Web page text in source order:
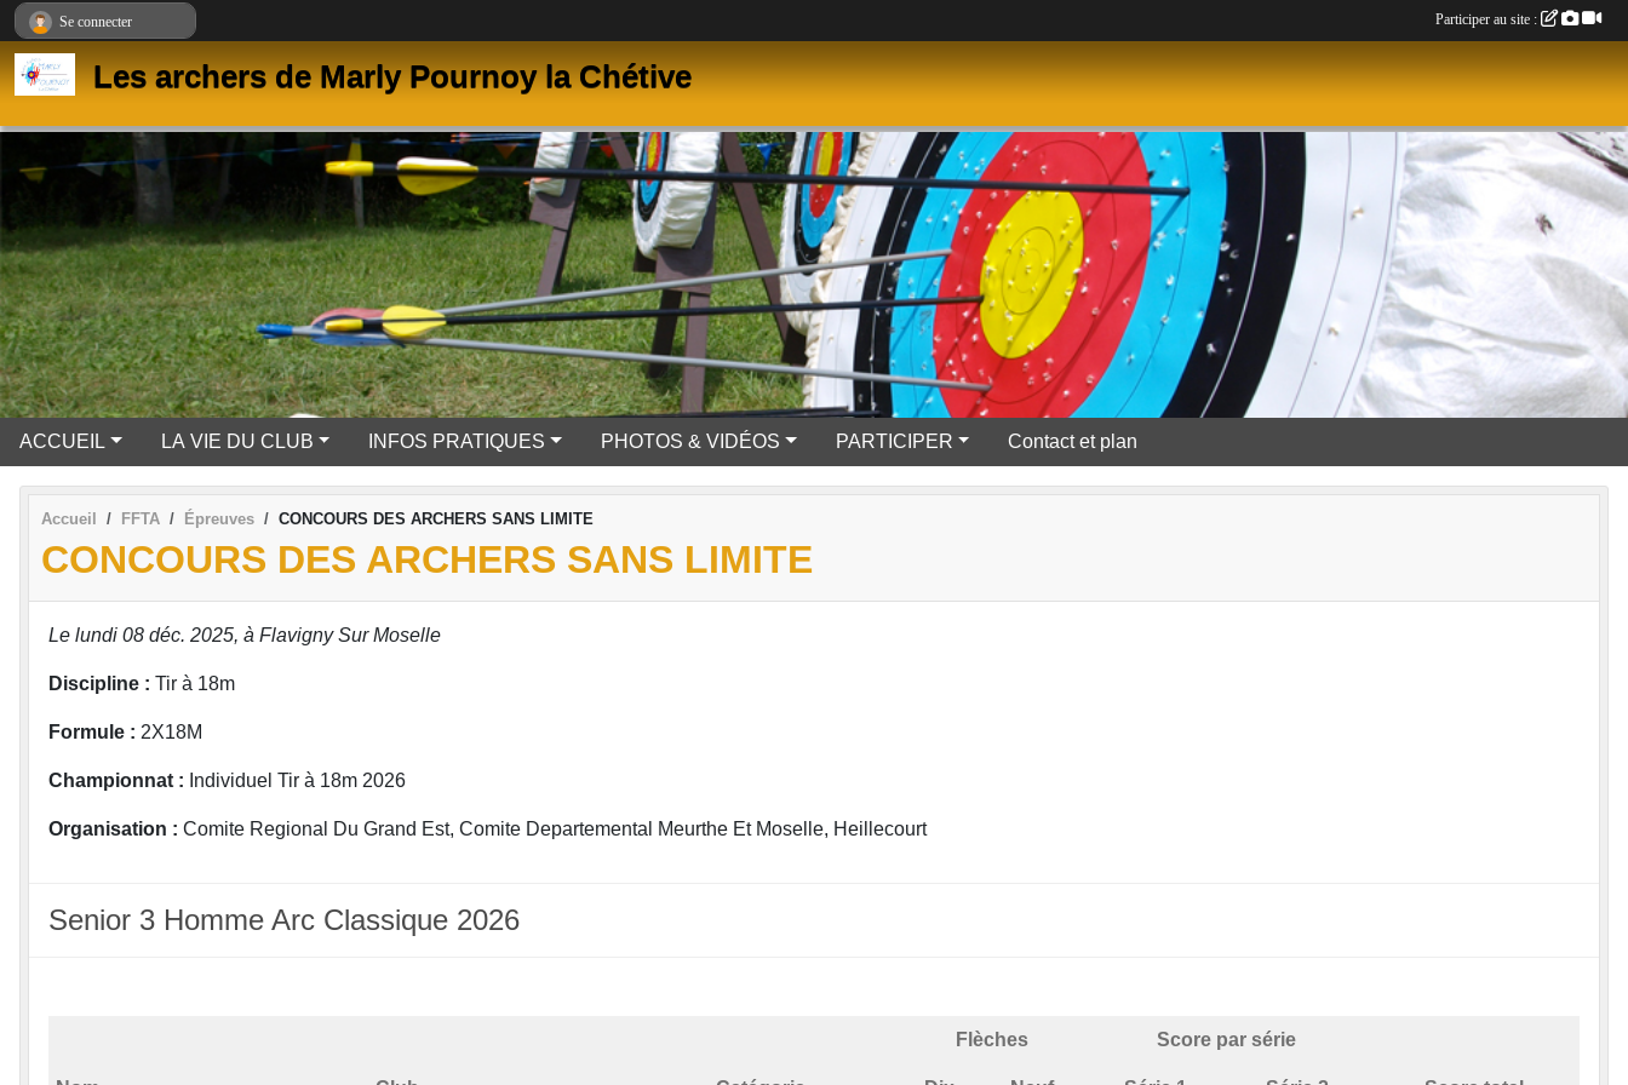
Les archers de Marly Pournoy la Chétive
ACCUEIL LA VIE DU CLUB INFOS PRATIQUES PHOTOS & VIDÉOS PARTICIPER Contact et plan
Accueil FFTA Épreuves CONCOURS DES ARCHERS SANS LIMITE
CONCOURS DES ARCHERS SANS LIMITE
Le lundi 08 déc. 2025, à Flavigny Sur Moselle
Discipline : Tir à 18m
Formule : 2X18M
Championnat : Individuel Tir à 18m 2026
Organisation : Comite Regional Du Grand Est, Comite Departemental Meurthe Et Moselle, Heillecourt
Senior 3 Homme Arc Classique 2026
Flèches Score par série
Se connecter Participer au site :
Panneau de gestion des cookies